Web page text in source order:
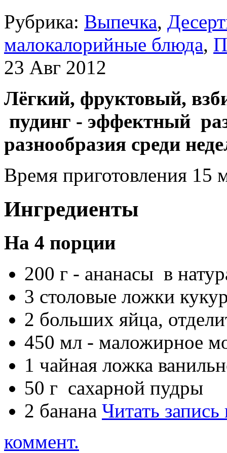
Рубрика: Выпечка,
малокалорийные блюда,
23 Авг 2012
Лёгкий, фруктовый,
пудинг - эффектный
разнообразия среди
Время приготовления 15
Ингредиенты
На 4 порции
200 г - ананасы в
3 столовые ложки
2 больших яйца,
450 мл - маложирное
1 чайная ложка
50 г сахарной пудры
2 банана Читать
коммент.